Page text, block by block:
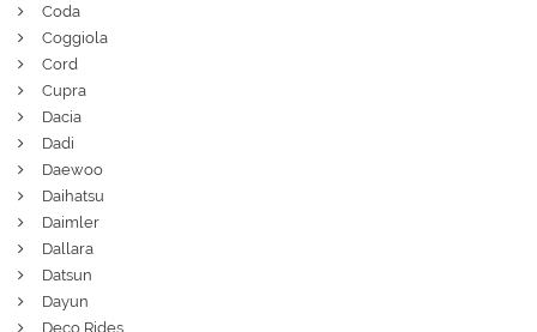
Coda
Coggiola
Cord
Cupra
Dacia
Dadi
Daewoo
Daihatsu
Daimler
Dallara
Datsun
Dayun
Deco Rides